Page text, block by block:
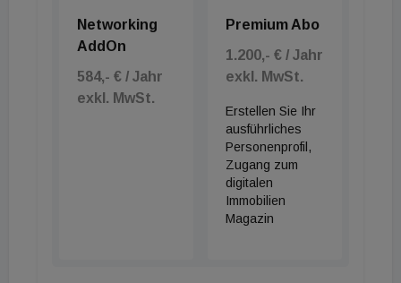
Networking
AddOn
584,- € / Jahr
exkl. MwSt.
Premium Abo
1.200,- € / Jahr
exkl. MwSt.
Erstellen Sie Ihr
ausführliches
Personenprofil,
Zugang zum
digitalen
Immobilien
Magazin